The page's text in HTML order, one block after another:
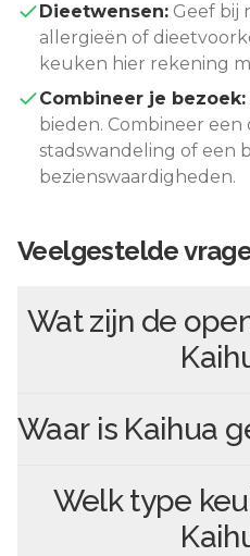
Dieetwensen: Geef bij
allergieën of
keuken hier rekening
Combineer je bezoek:
bieden. Combineer
stadswandeling of een
bezienswaardigheden.
Veelgestelde
Wat zijn de
Waar is Kaihua
Welk type